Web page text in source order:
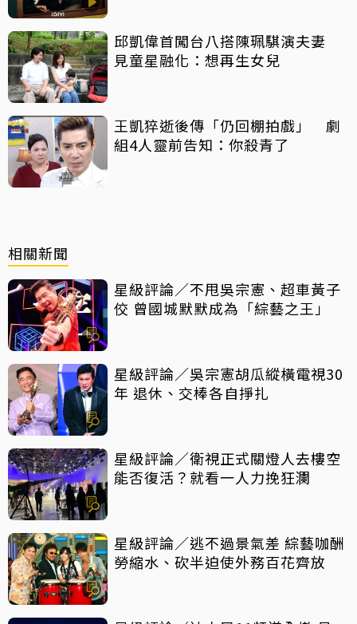
邱凱偉首闖台八搭陳珮騏演夫妻
見童星融化：想再生女兒
王凱猝逝後傳「仍回棚拍戲」 劇
組4人靈前告知：你殺青了
相關新聞
星級評論／不甩吳宗憲、超車黃子
佼 曾國城默默成為「綜藝之王」
星級評論／吳宗憲胡瓜縱橫電視30
年 退休、交棒各自掙扎
星級評論／衛視正式關燈人去樓空
能否復活？就看一人力挽狂瀾
星級評論／逃不過景氣差 綜藝咖酬
勞縮水、砍半迫使外務百花齊放